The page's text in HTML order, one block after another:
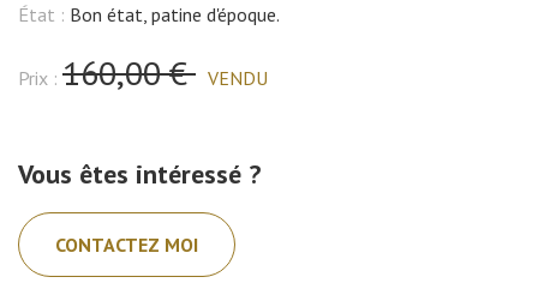
État : Bon état, patine d'époque.
Prix : 160,00 € VENDU
Vous êtes intéressé ?
CONTACTEZ MOI